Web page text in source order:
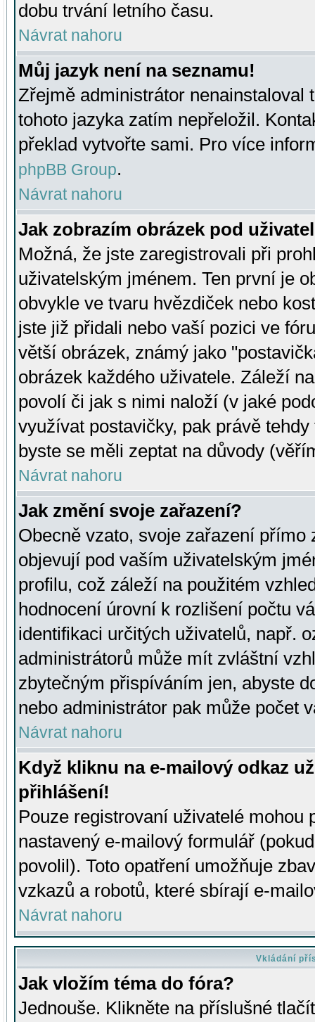
dobu trvání letního času.
Návrat nahoru
Můj jazyk není na seznamu!
Zřejmě administrátor nenainstaloval
tohoto jazyka zatím nepřeložil.
překlad vytvořte sami. Pro více
phpBB Group.
Návrat nahoru
Jak zobrazím obrázek pod
Možná, že jste zaregistrovali při
uživatelským jménem. Ten první je
obvykle ve tvaru hvězdiček nebo
jste již přidali nebo vaší pozici ve
větší obrázek, známý jako
obrázek každého uživatele. Záleží
povolí či jak s nimi naloží (v jaké
využívat postavičky, pak právě
byste se měli zeptat na důvody
Návrat nahoru
Jak změní svoje zařazení?
Obecně vzato, svoje zařazení přímo
objevují pod vaším uživatelským
profilu, což záleží na použitém
hodnocení úrovní k rozlišení počtu
identifikaci určitých uživatelů, např.
administrátorů může mít zvláštní
zbytečným přispíváním jen, abyste
nebo administrátor pak může počet
Návrat nahoru
Když kliknu na e-mailový odkaz
přihlášení!
Pouze registrovaní uživatelé mohou
nastavený e-mailový formulář
povolil). Toto opatření umožňuje
vzkazů a robotů, které sbírají e-
Návrat nahoru
Vkládání
Jak vložím téma do fóra?
Jednouše. Klikněte na příslušné